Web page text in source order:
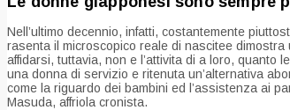
Nell’ultimo decennio, infatti, costantemente
rasenta il microscopico reale di nascitee
affidarsi, tuttavia, non e l’attivita di a loro, quanto
una donna di servizio e ritenuta un’alternativa
come la riguardo dei bambini ed l’assistenza ai
Masuda, affriola cronista.